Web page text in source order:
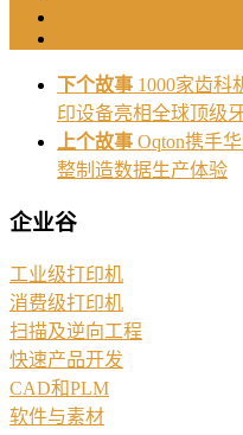
下个故事 1000家齿科
印设备亮相全球顶级
上个故事 Oqton携手
整制造数据生产体验
企业谷
工业级打印机
消费级打印机
扫描及逆向工程
快速产品开发
CAD和PLM
软件与素材